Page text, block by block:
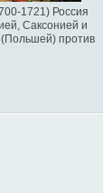
1721) Россия
Саксонией и
против